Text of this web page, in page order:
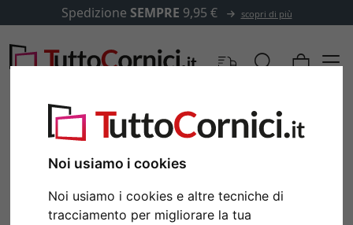
Noi usiamo i cookies
Noi usiamo i cookies e altre tecniche di
tracciamento per migliorare la tua
Spedizione SEMPRE 9,95 € scopri di più